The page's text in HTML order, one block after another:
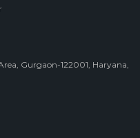
Gurgaon-122001, Haryana,